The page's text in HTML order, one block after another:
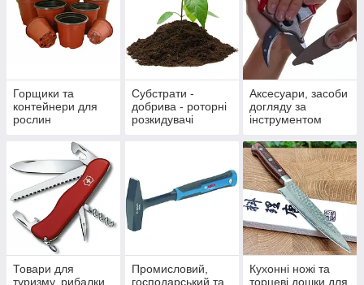
Горщики та
контейнери для
рослин
Субстрати -
добрива - роторні
розкидувачі
Аксесуари, засоби
догляду за
інструментом
Товари для
туризму, рибалки
Промисловий,
господарський та
Кухонні ножі та
торцеві дошки для